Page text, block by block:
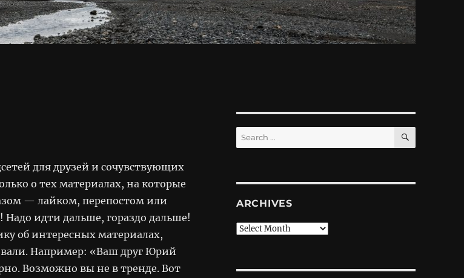
для друзей и сочувствующих
о тех материалах, на которые
— лайком, перепостом или
идти дальше, гораздо дальше!
об интересных материалах,
Например: «Ваш друг Юрий
Возможно вы не в тренде. Вот
Search
for:
SEARCH
ARCHIVES
Archives